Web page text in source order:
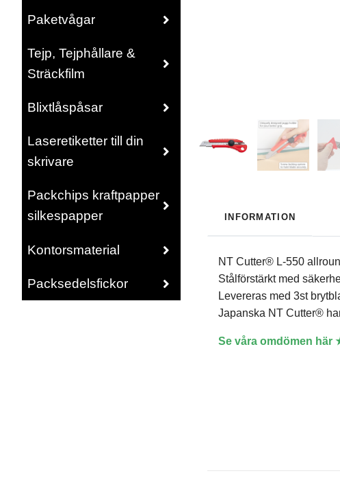
Paketvågar
Tejp, Tejphållare &
Sträckfilm
Blixtlåspåsar
Laseretiketter till din
skrivare
Packchips kraftpapper
silkespapper
Kontorsmaterial
Packsedelsfickor
INFORMATION
NT Cutter® L-550
Stålförstärkt med
Levereras med 3st
Japanska NT Cutter®
Se våra omdömen